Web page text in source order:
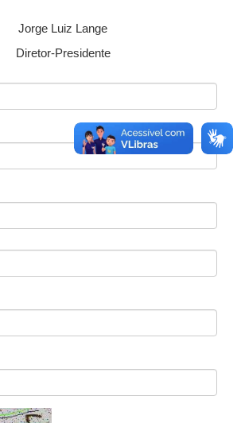
Jorge Luiz Lange
Diretor-Presidente